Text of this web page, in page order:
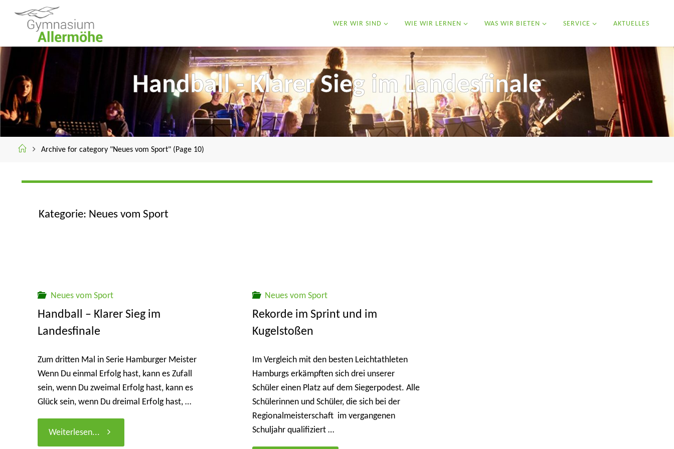
AL
E
RM
ÖH
WER WIR SIND WIE WIR LERNEN WAS WIR BIETEN SERVICE AKTUELLES
Handball - Klarer Sieg im Landesfinale
HomeArchive for category "Neues vom Sport"(Page 10)
Kategorie: Neues vom Sport
Neues vom Sport
Handball – Klarer Sieg im
Landesfinale
Zum dritten Mal in Serie Hamburger Meister
Wenn Du einmal Erfolg hast, kann es Zufall
sein, wenn Du zweimal Erfolg hast, kann es
Glück sein, wenn Du dreimal Erfolg hast, …
Weiterlesen... "Handball
Neues vom Sport
Rekorde im Sprint und im
Kugelstoßen
Im Vergleich mit den besten Leichtathleten
Hamburgs erkämpften sich drei unserer
Schüler einen Platz auf dem Siegerpodest. Alle
Schülerinnen und Schüler, die sich bei der
Regionalmeisterschaft im vergangenen
Schuljahr qualifiziert …